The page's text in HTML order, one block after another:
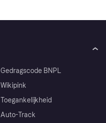
Gedragscode BNPL
Wikipink
Toegankelijkheid
Auto-Track